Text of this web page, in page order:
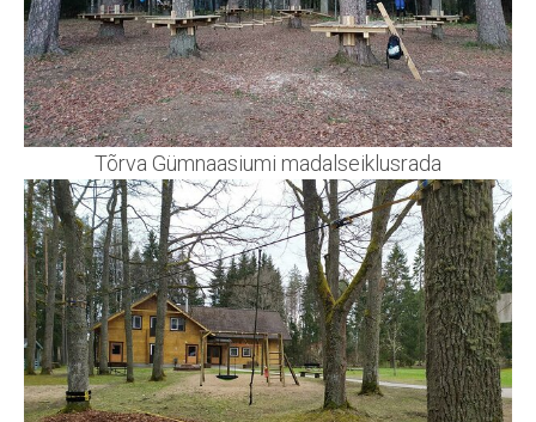
Tõrva Gümnaasiumi madalseiklusrada